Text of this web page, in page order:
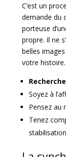
C’est un
demande du
porteuse
propre. Il ne
belles
votre histoire.
Soyez à
Pensez au
Tenez